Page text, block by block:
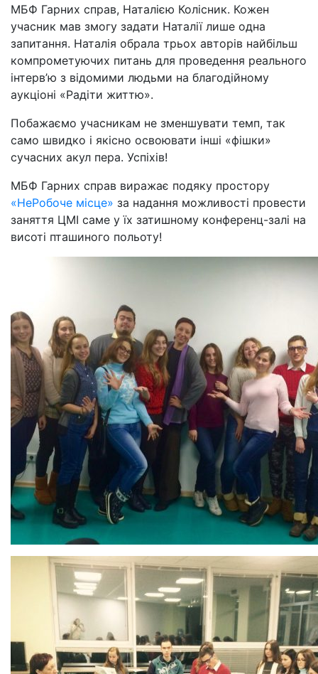
МБФ Гарних справ, Наталією Колісник. Кожен
учасник мав змогу задати Наталії лише одна
запитання. Наталія обрала трьох авторів найбільш
компрометуючих питань для проведення реального
інтерв’ю з відомими людьми на благодійному
аукціоні «Радіти життю».
Побажаємо учасникам не зменшувати темп, так
само швидко і якісно освоювати інші «фішки»
сучасних акул пера. Успіхів!
МБФ Гарних справ виражає подяку простору
«НеРобоче місце» за надання можливості провести
заняття ЦМІ саме у їх затишному конференц-залі на
висоті пташиного польоту!